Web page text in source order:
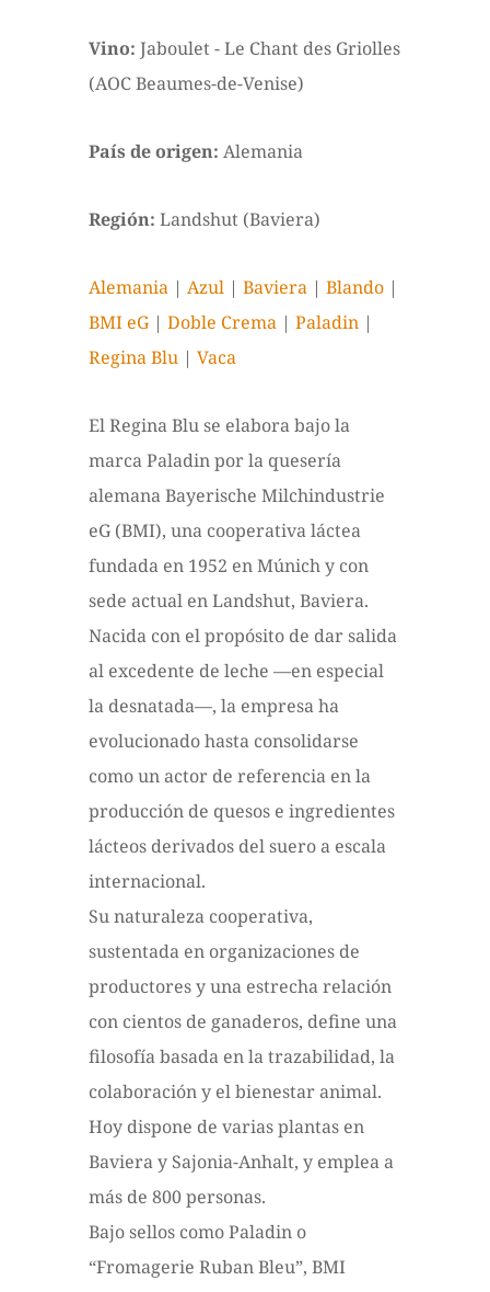
Vino: Jaboulet - Le Chant des Griolles
(AOC Beaumes-de-Venise)
País de origen: Alemania
Región: Landshut (Baviera)
Alemania| Azul| Baviera| Blando|
BMI eG| Doble Crema| Paladin|
Regina Blu| Vaca
El Regina Blu se elabora bajo la
marca Paladin por la quesería
alemana Bayerische Milchindustrie
eG (BMI), una cooperativa láctea
fundada en 1952 en Múnich y con
sede actual en Landshut, Baviera.
Nacida con el propósito de dar salida
al excedente de leche —en especial
la desnatada—, la empresa ha
evolucionado hasta consolidarse
como un actor de referencia en la
producción de quesos e ingredientes
lácteos derivados del suero a escala
internacional.
Su naturaleza cooperativa,
sustentada en organizaciones de
productores y una estrecha relación
con cientos de ganaderos, define una
filosofía basada en la trazabilidad, la
colaboración y el bienestar animal.
Hoy dispone de varias plantas en
Baviera y Sajonia-Anhalt, y emplea a
más de 800 personas.
Bajo sellos como Paladin o
“Fromagerie Ruban Bleu”, BMI